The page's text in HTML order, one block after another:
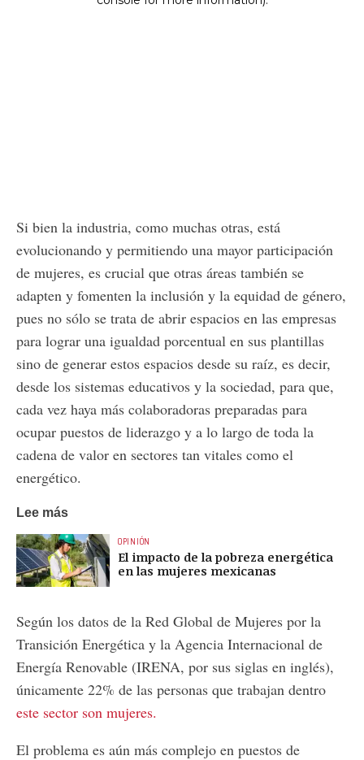
Si bien la industria, como muchas otras, está
evolucionando y permitiendo una mayor participación
de mujeres, es crucial que otras áreas también se
adapten y fomenten la inclusión y la equidad de género,
pues no sólo se trata de abrir espacios en las empresas
para lograr una igualdad porcentual en sus plantillas
sino de generar estos espacios desde su raíz, es decir,
desde los sistemas educativos y la sociedad, para que,
cada vez haya más colaboradoras preparadas para
ocupar puestos de liderazgo y a lo largo de toda la
cadena de valor en sectores tan vitales como el
energético.
Lee más
OPINIÓN
El impacto de la pobreza energética
en las mujeres mexicanas
Según los datos de la Red Global de Mujeres por la
Transición Energética y la Agencia Internacional de
Energía Renovable (IRENA, por sus siglas en inglés),
únicamente 22% de las personas que trabajan dentro
este sector son mujeres.
El problema es aún más complejo en puestos de